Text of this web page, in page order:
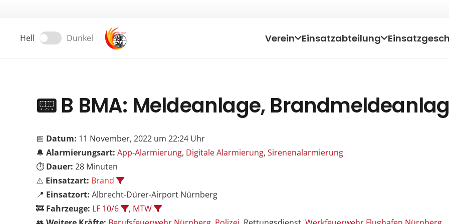
Hell Dunkel Verein Einsatzabteilung
📟B BMA: Meldeanlage,
📅 Datum: 11 November, 2022 um 22:24 Uhr
🔔 Alarmierungsart: App-Alarmierung, Digitale Alarmierung, Sirenenalarmierung
⏱️ Dauer: 28 Minuten
⚠️ Einsatzart: Brand
📍 Einsatzort: Albrecht-Dürer-Airport Nürnberg
🚒 Fahrzeuge: LF 10/6 , MTW